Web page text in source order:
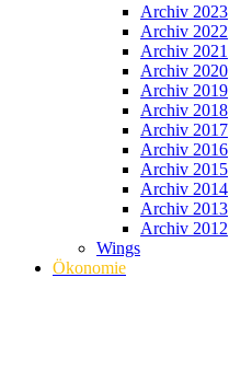
Archiv 2023
Archiv 2022
Archiv 2021
Archiv 2020
Archiv 2019
Archiv 2018
Archiv 2017
Archiv 2016
Archiv 2015
Archiv 2014
Archiv 2013
Archiv 2012
Wings
Ökonomie